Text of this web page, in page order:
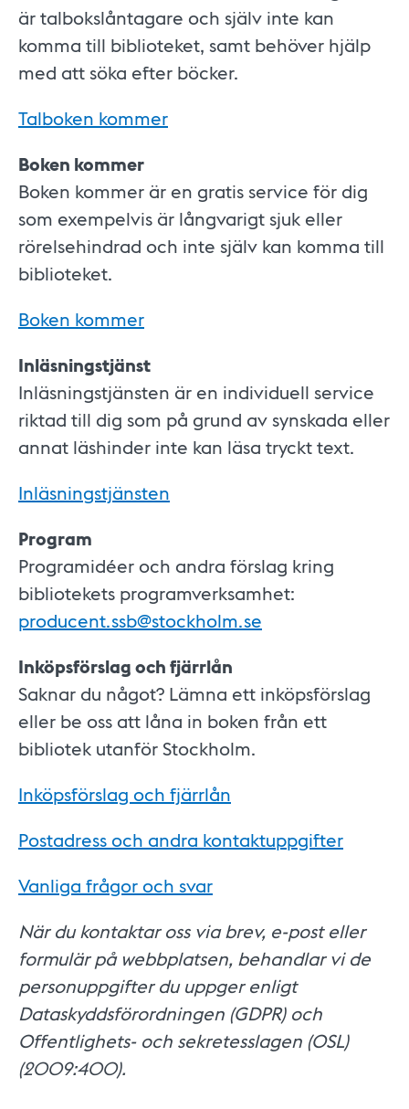
är talbokslåntagare och själv inte kan
komma till biblioteket, samt behöver hjälp
med att söka efter böcker.
Talboken kommer
Boken kommer
Boken kommer är en gratis service för dig
som exempelvis är långvarigt sjuk eller
rörelsehindrad och inte själv kan komma till
biblioteket.
Boken kommer
Inläsningstjänst
Inläsningstjänsten är en individuell service
riktad till dig som på grund av synskada eller
annat läshinder inte kan läsa tryckt text.
Inläsningstjänsten
Program
Programidéer och andra förslag kring
bibliotekets programverksamhet:
producent.ssb@stockholm.se
Inköpsförslag och fjärrlån
Saknar du något? Lämna ett inköpsförslag
eller be oss att låna in boken från ett
bibliotek utanför Stockholm.
Inköpsförslag och fjärrlån
Postadress och andra kontaktuppgifter
Vanliga frågor och svar
När du kontaktar oss via brev, e-post eller
formulär på webbplatsen, behandlar vi de
personuppgifter du uppger enligt
Dataskyddsförordningen (GDPR) och
Offentlighets- och sekretesslagen (OSL)
(2009:400).